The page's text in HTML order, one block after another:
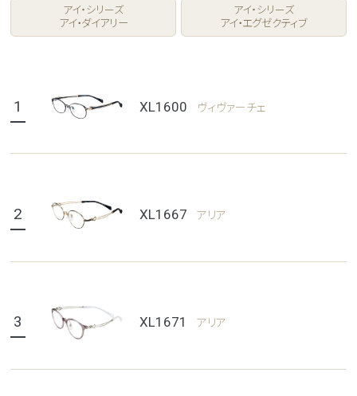
アイ・シリーズ
アイ・ダイアリー
アイ・シリーズ
アイ・エグゼクティブ
1 XL1600 ヴィヴァーチェ
2 XL1667 アリア
3 XL1671 アリア